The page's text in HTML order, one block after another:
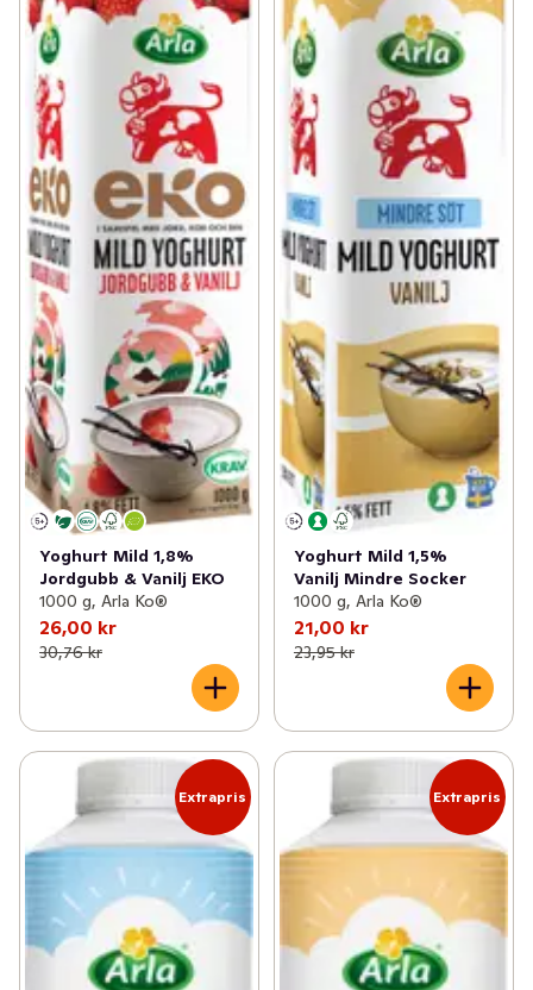
Yoghurt Mild 1,8%
Jordgubb & Vanilj EKO
1000 g, Arla Ko®
26,00 kr
30,76 kr
Yoghurt Mild 1,5%
Vanilj Mindre Socker
1000 g, Arla Ko®
21,00 kr
23,95 kr
Extrapris Extrapris